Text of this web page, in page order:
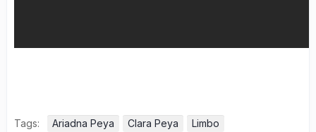
Tags: Ariadna Peya Clara Peya
Limbo